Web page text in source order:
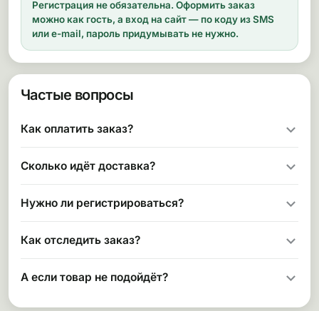
Регистрация не обязательна. Оформить заказ
можно как гость, а вход на сайт — по коду из SMS
или e-mail, пароль придумывать не нужно.
Частые вопросы
Как оплатить заказ?
Сколько идёт доставка?
Нужно ли регистрироваться?
Как отследить заказ?
А если товар не подойдёт?